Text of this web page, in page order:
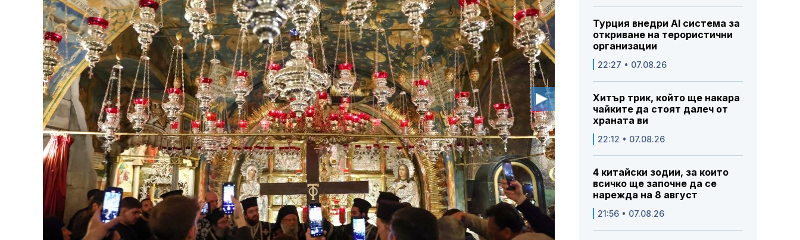
Турция внедри AI система за
откриване на терористични
организации
22:27 • 07.08.26
Хитър трик, който ще накара
чайките да стоят далеч от
храната ви
22:12 • 07.08.26
4 китайски зодии, за които
всичко ще започне да се
нарежда на 8 август
21:56 • 07.08.26